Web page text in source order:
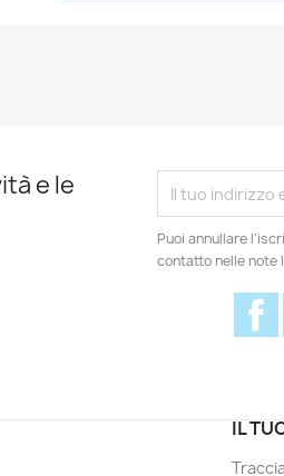
e le
Puoi annullare
contatto nelle note
IL